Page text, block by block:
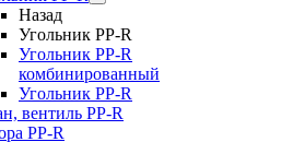
Назад
Угольник PP-R
Угольник РР-R
комбинированный
Угольник РР-R
вентиль PP-R
PP-R